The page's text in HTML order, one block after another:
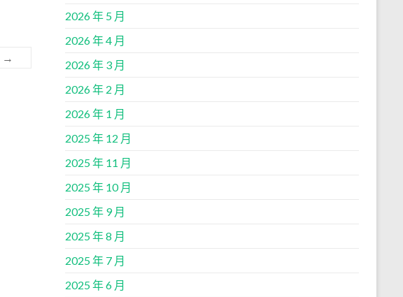
→
2026 年 5 月
2026 年 4 月
2026 年 3 月
2026 年 2 月
2026 年 1 月
2025 年 12 月
2025 年 11 月
2025 年 10 月
2025 年 9 月
2025 年 8 月
2025 年 7 月
2025 年 6 月